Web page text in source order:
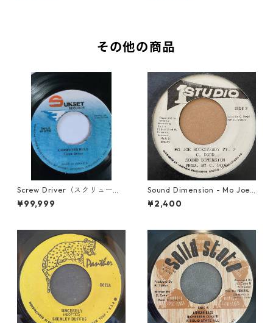
その他の商品
Screw Driver（スクリュード
ライバー） - Computer Rule
【7'】
¥99,999
Sound Dimension - Mo Joe
Rock Steady【7-21087】
¥2,400